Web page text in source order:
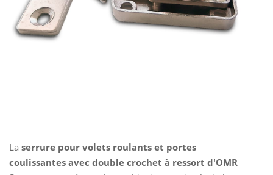
La serrure pour volets roulants et portes
coulissantes avec double crochet à ressort d'OMR